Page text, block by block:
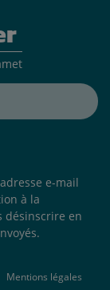
e-mail
à la
désinscrire en
Mentions légales